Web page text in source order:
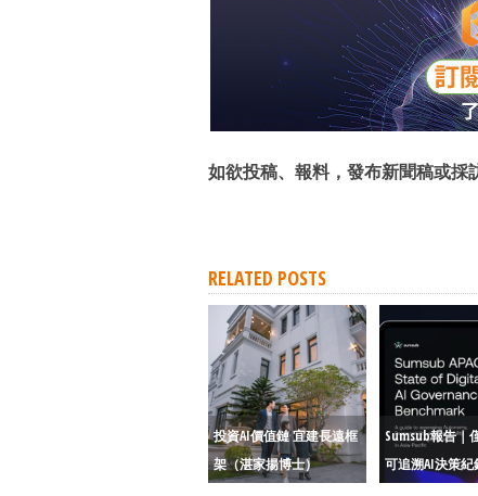
如欲投稿、報料，發布新聞稿或採
RELATED POSTS
投資AI價值鏈 宜建長遠框
架（湛家揚博士）
Sumsub報告｜
可追溯AI決策紀